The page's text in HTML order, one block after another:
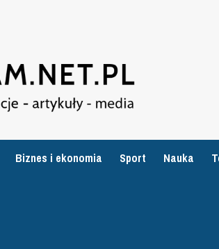
Biznes i ekonomia Sport Nauka